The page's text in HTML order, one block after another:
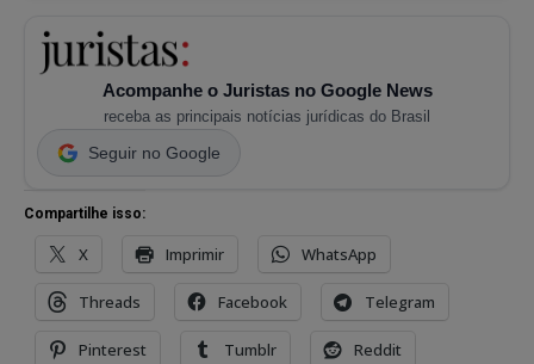
Acompanhe o Juristas no Google News
receba as principais notícias jurídicas do Brasil
Seguir no Google
Compartilhe isso:
X Imprimir WhatsApp
Threads Facebook Telegram
Pinterest Tumblr Reddit